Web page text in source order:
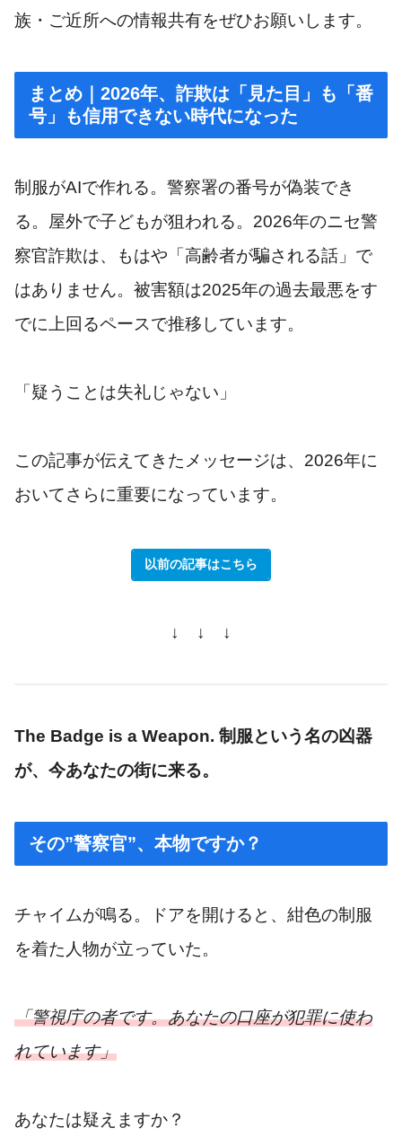
族・ご近所への情報共有をぜひお願いします。
まとめ｜2026年、詐欺は「見た目」も「番
号」も信用できない時代になった
制服がAIで作れる。警察署の番号が偽装でき
る。屋外で子どもが狙われる。2026年のニセ警
察官詐欺は、もはや「高齢者が騙される話」で
はありません。被害額は2025年の過去最悪をす
でに上回るペースで推移しています。
「疑うことは失礼じゃない」
この記事が伝えてきたメッセージは、2026年に
おいてさらに重要になっています。
以前の記事はこちら
↓ ↓ ↓
The Badge is a Weapon. 制服という名の凶器
が、今あなたの街に来る。
その”警察官”、本物ですか？
チャイムが鳴る。ドアを開けると、紺色の制服
を着た人物が立っていた。
「警視庁の者です。あなたの口座が犯罪に使わ
れています」
あなたは疑えますか？